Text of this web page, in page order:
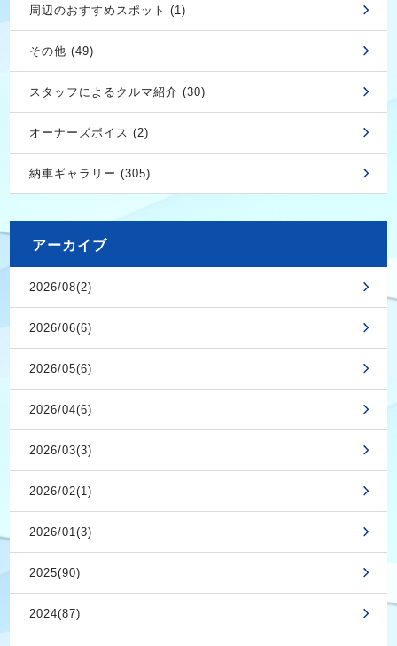
周辺のおすすめスポット (1)
その他 (49)
スタッフによるクルマ紹介 (30)
オーナーズボイス (2)
納車ギャラリー (305)
アーカイブ
2026/08(2)
2026/06(6)
2026/05(6)
2026/04(6)
2026/03(3)
2026/02(1)
2026/01(3)
2025(90)
2024(87)